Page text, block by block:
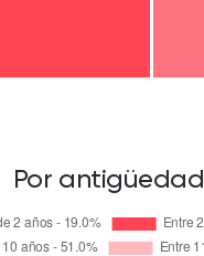
Por antigüedad